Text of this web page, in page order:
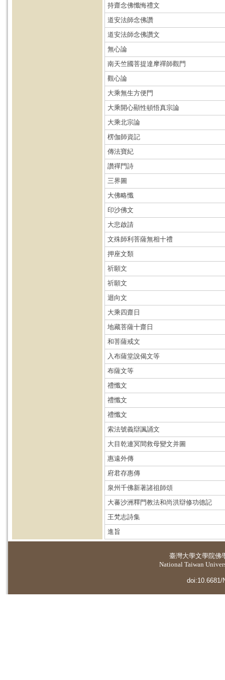
持齋念佛懺悔禮文
道安法師念佛讚
道安法師念佛讚文
無心論
南天竺國菩提達摩禪師觀門
觀心論
大乘無生方便門
大乘開心顯性頓悟真宗論
大乘北宗論
楞伽師資記
傳法寶紀
讚禪門詩
三界圖
大佛略懺
印沙佛文
大悲啟請
文殊師利菩薩無相十禮
押座文類
祈願文
祈願文
迴向文
大乘四齋日
地藏菩薩十齋日
和菩薩戒文
入布薩堂說偈文等
布薩文等
禮懺文
禮懺文
禮懺文
索法號義辯諷誦文
大目乾連冥間救母變文并圖
惠遠外傳
府君存惠傳
泉州千佛新著諸祖師頌
大蕃沙洲釋門教法和尚洪辯修功德記
王梵志詩集
進旨
臺灣大學文學院佛
National Taiwan
doi:10.6681/